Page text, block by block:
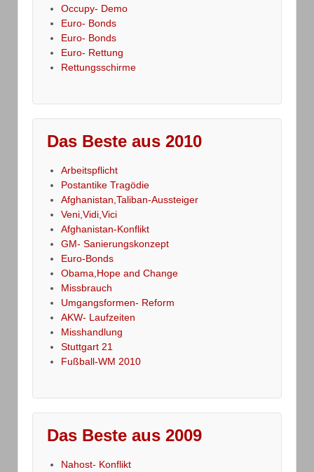
Occupy- Demo
Euro- Bonds
Euro- Bonds
Euro- Rettung
Rettungsschirme
Das Beste aus 2010
Arbeitspflicht
Postantike Tragödie
Afghanistan,Taliban-Aussteiger
Veni,Vidi,Vici
Afghanistan-Konflikt
GM- Sanierungskonzept
Euro-Bonds
Obama,Hope and Change
Missbrauch
Umgangsformen- Reform
AKW- Laufzeiten
Misshandlung
Stuttgart 21
Fußball-WM 2010
Das Beste aus 2009
Nahost- Konflikt